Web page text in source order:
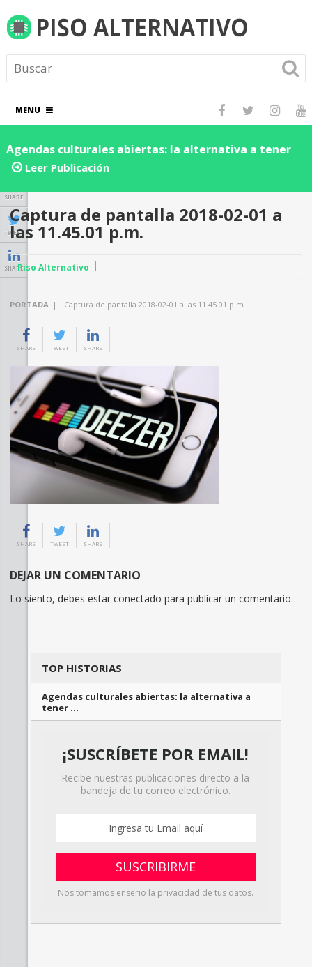
MENU
Agendas culturales abiertas: la alternativa a tener
los eventos dentro de una red social
Leer Publicación
SHARE
TWEET
SHARE
Captura de pantalla 2018-02-01 a
las 11.45.01 p.m.
Piso Alternativo
PORTADA | Captura de pantalla 2018-02-01 a las 11.45.01 p.m.
SHARE TWEET SHARE
SHARE TWEET SHARE
DEJAR UN COMENTARIO
Lo siento, debes estar conectado para publicar un comentario.
TOP HISTORIAS
Agendas culturales abiertas: la alternativa a
tener …
¡SUSCRÍBETE POR EMAIL!
Recibe nuestras publicaciones directo a la
bandeja de tu correo electrónico.
Nos tomamos enserio la privacidad de tus datos.